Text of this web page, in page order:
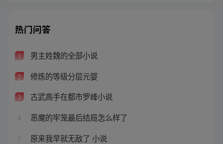
热门问答
1 男主姓魏的全部小说
2 修炼的等级分层元婴
3 古武高手在都市罗峰小说
4 恶魔的牢笼最后结局怎么样了
5 原来我早就无敌了 小说